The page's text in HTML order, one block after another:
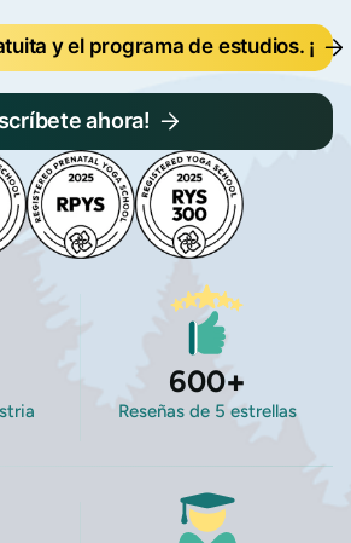
y el programa de estudios. ¡
ahora!
600+
Reseñas de 5 estrellas